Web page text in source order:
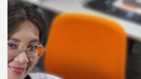
บทความ
ข่าว
และ
กิจกรรม